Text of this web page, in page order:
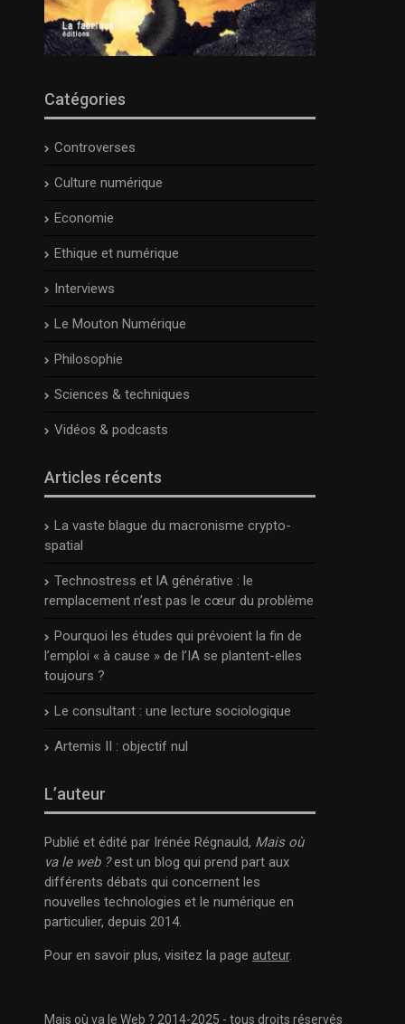
Catégories
Controverses
Culture numérique
Economie
Ethique et numérique
Interviews
Le Mouton Numérique
Philosophie
Sciences & techniques
Vidéos & podcasts
Articles récents
La vaste blague du macronisme crypto-
spatial
Technostress et IA générative : le
remplacement n’est pas le cœur du problème
Pourquoi les études qui prévoient la fin de
l’emploi « à cause » de l’IA se plantent-elles
toujours ?
Le consultant : une lecture sociologique
Artemis II : objectif nul
L’auteur
Publié et édité par Irénée Régnauld, Mais où
va le web ?est un blog qui prend part aux
différents débats qui concernent les
nouvelles technologies et le numérique en
particulier, depuis 2014.
Pour en savoir plus, visitez la page auteur.
Mais où va le Web ? 2014-2025 - tous droits réservés